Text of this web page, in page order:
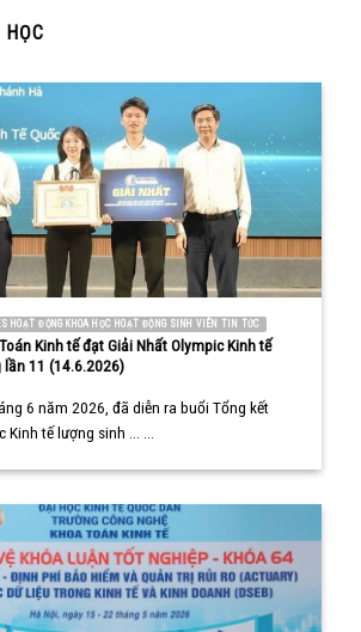
HỌC
HOẠT ĐỘNG KHOA HỌC HOẠT ĐỘNG SINH VIÊN TIN TỨC
Kinh tế đạt Giải Nhất Olympic Kinh tế
11 (14.6.2026)
6 năm 2026, đã diễn ra buổi Tổng kết
tế lượng sinh ... ...